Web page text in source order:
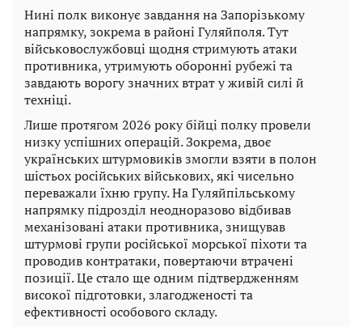
Нині полк виконує завдання на Запорізькому
напрямку, зокрема в районі Гуляйполя. Тут
військовослужбовці щодня стримують атаки
противника, утримують оборонні рубежі та
завдають ворогу значних втрат у живій силі й
техніці.
Лише протягом 2026 року бійці полку провели
низку успішних операцій. Зокрема, двоє
українських штурмовиків змогли взяти в полон
шістьох російських військових, які чисельно
переважали їхню групу. На Гуляйпільському
напрямку підрозділ неодноразово відбивав
механізовані атаки противника, знищував
штурмові групи російської морської піхоти та
проводив контратаки, повертаючи втрачені
позиції. Це стало ще одним підтвердженням
високої підготовки, злагодженості та
ефективності особового складу.